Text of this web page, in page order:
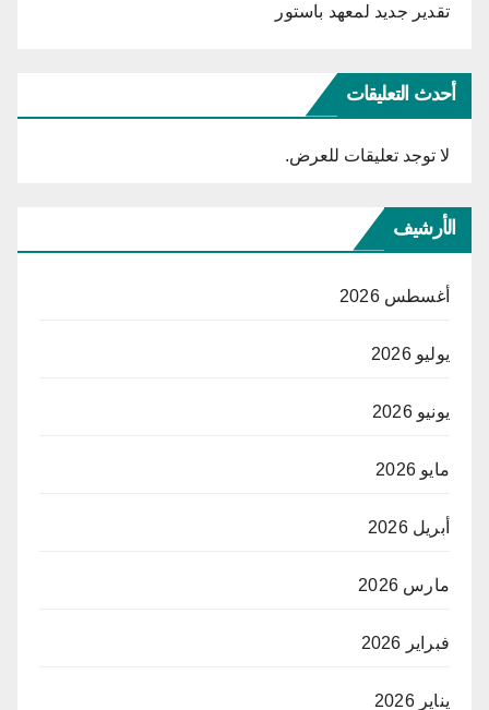
تقدير جديد لمعهد باستور
أحدث التعليقات
لا توجد تعليقات للعرض.
الأرشيف
أغسطس 2026
يوليو 2026
يونيو 2026
مايو 2026
أبريل 2026
مارس 2026
فبراير 2026
يناير 2026